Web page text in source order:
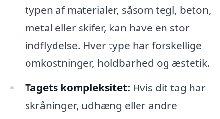
typen af materialer, såsom tegl, beton,
metal eller skifer, kan have en stor
indflydelse. Hver type har forskellige
omkostninger, holdbarhed og æstetik.
Tagets kompleksitet: Hvis dit tag har
skråninger, udhæng eller andre